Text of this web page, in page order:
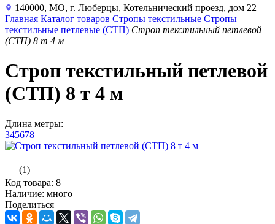
140000, МО, г. Люберцы, Котельнический проезд, дом 22
Главная Каталог товаров Стропы текстильные Стропы
текстильные петлевые (СТП) Строп текстильный петлевой
(СТП) 8 т 4 м
Строп текстильный петлевой
(СТП) 8 т 4 м
Длина метры:
345678
(1)
Код товара: 8
Наличие: много
Поделиться